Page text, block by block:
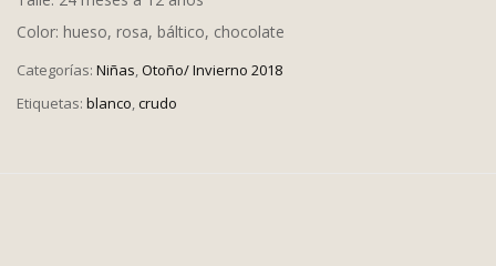
Color: hueso, rosa, báltico, chocolate
Categorías: Niñas Otoño/ Invierno 2018
Etiquetas: blanco,crudo